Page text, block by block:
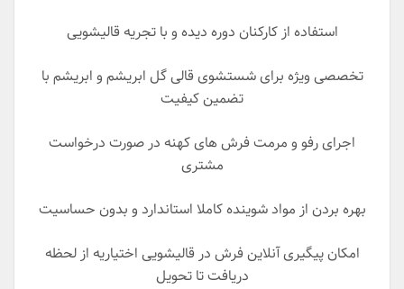
استفاده از کارکنان دوره دیده و با تجریه قالیشویی
تخصصی ویژه برای شستشوی قالی گل ابریشم و ابریشم با
تضمین کیفیت
اجرای رفو و مرمت فرش های کهنه در صورت درخواست
مشتری
بهره بردن از مواد شوینده کاملا استاندارد و بدون حساسیت
امکان پیگیری آنلاین فرش در قالیشویی اختیاریه از لحظه
دریافت تا تحویل